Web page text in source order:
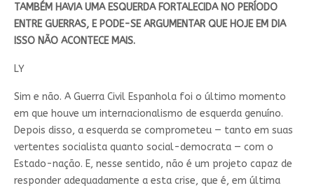
TAMBÉM HAVIA UMA ESQUERDA FORTALECIDA NO PERÍODO
ENTRE GUERRAS, E PODE-SE ARGUMENTAR QUE HOJE EM DIA
ISSO NÃO ACONTECE MAIS.
LY
Sim e não. A Guerra Civil Espanhola foi o último momento
em que houve um internacionalismo de esquerda genuíno.
Depois disso, a esquerda se comprometeu — tanto em suas
vertentes socialista quanto social-democrata — com o
Estado-nação. E, nesse sentido, não é um projeto capaz de
responder adequadamente a esta crise, que é, em última